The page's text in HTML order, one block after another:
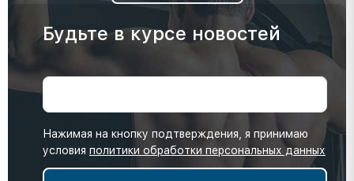
Будьте в курсе новостей
Нажимая на кнопку подтверждения, я принимаю
условия политики обработки персональных данных